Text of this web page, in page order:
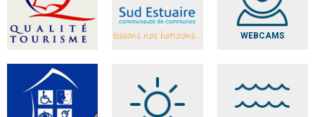
WEBCAMS